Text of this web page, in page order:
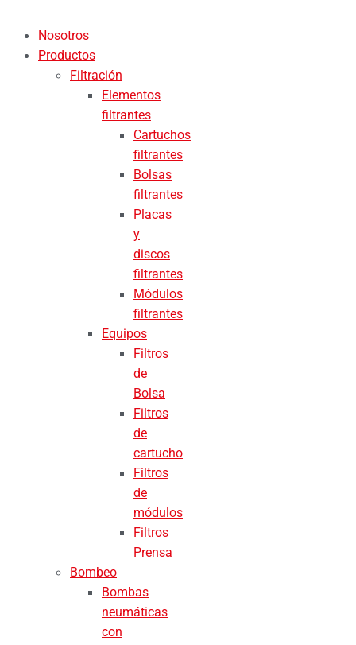
Nosotros
Productos
Filtración
Elementos
filtrantes
Cartuchos
filtrantes
Bolsas
filtrantes
Placas
y
discos
filtrantes
Módulos
filtrantes
Equipos
Filtros
de
Bolsa
Filtros
de
cartucho
Filtros
de
módulos
Filtros
Prensa
Bombeo
Bombas
neumáticas
con